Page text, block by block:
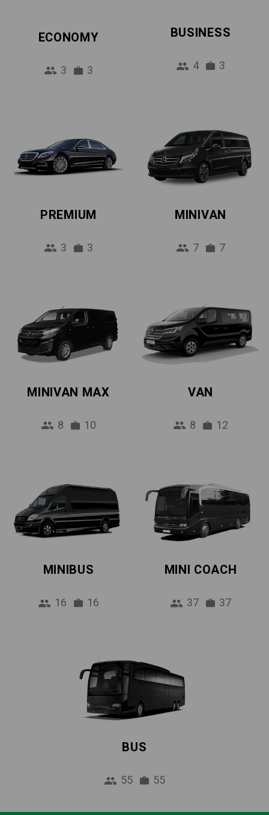
ECONOMY
3 3
BUSINESS
4 3
PREMIUM
3 3
MINIVAN
7 7
MINIVAN MAX
8 10
VAN
8 12
MINIBUS
16 16
MINI COACH
37 37
BUS
55 55